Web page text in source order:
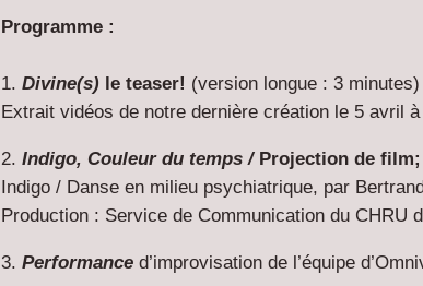
Programme :
1. Divine(s) le teaser! (version longue : 3
Extrait vidéos de notre dernière création le 5 avril
2. Indigo, Couleur du temps / Projection de film;
Indigo / Danse en milieu psychiatrique, par
Production : Service de Communication du CHRU
3. Performance d’improvisation de l’équipe